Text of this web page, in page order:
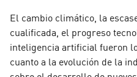
El cambio climático, la
cualificada, el progreso
inteligencia artificial fueron
cuanto a la evolución de la